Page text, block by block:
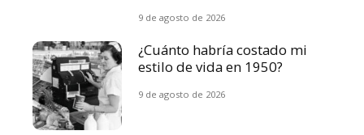
9 de agosto de 2026
¿Cuánto habría costado mi
estilo de vida en 1950?
9 de agosto de 2026